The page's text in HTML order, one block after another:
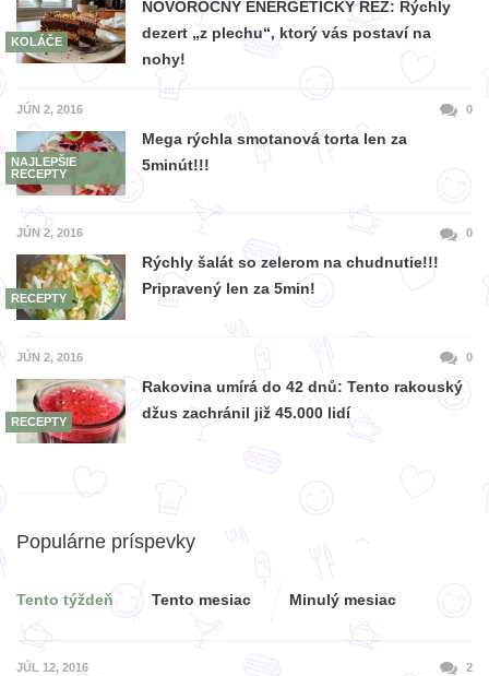
KOLÁČE
NOVOROČNÝ ENERGETICKÝ REZ: Rýchly
dezert „z plechu“, ktorý vás postaví na
nohy!
JÚN 2, 2016 0
NAJLEPŠIE
RECEPTY
Mega rýchla smotanová torta len za
5minút!!!
JÚN 2, 2016 0
RECEPTY
Rýchly šalát so zelerom na chudnutie!!!
Pripravený len za 5min!
JÚN 2, 2016 0
RECEPTY
Rakovina umírá do 42 dnů: Tento rakouský
džus zachránil již 45.000 lidí
Populárne príspevky
Tento týždeň Tento mesiac Minulý mesiac
JÚL 12, 2016 2